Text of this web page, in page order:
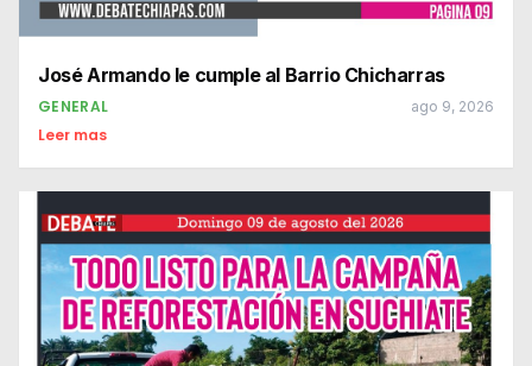
José Armando le cumple al Barrio Chicharras
GENERAL ago 9, 2026
Leer mas